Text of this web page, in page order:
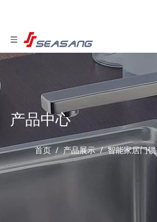
产品中心
首页 / 产品展示 / 智能家居门锁